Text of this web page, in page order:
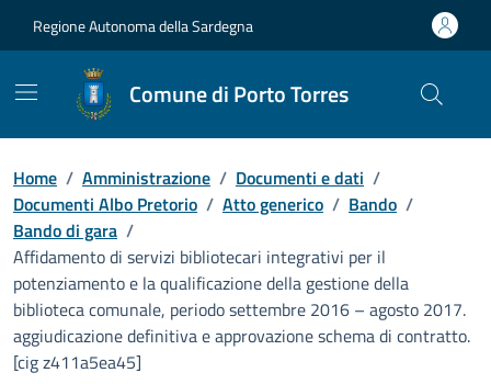
Regione Autonoma della Sardegna
Comune di Porto Torres
Home / Amministrazione / Documenti e dati /
Documenti Albo Pretorio / Atto generico / Bando /
Bando di gara /
Affidamento di servizi bibliotecari integrativi per il
potenziamento e la qualificazione della gestione della
biblioteca comunale, periodo settembre 2016 – agosto 2017.
aggiudicazione definitiva e approvazione schema di contratto.
[cig z411a5ea45]